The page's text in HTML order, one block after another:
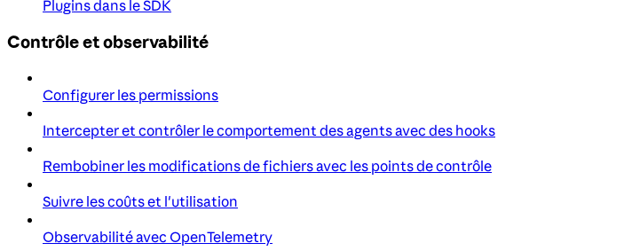
Plugins dans le SDK
Contrôle et observabilité
Configurer les permissions
Intercepter et contrôler le comportement des agents avec des hooks
Rembobiner les modifications de fichiers avec les points de contrôle
Suivre les coûts et l'utilisation
Observabilité avec OpenTelemetry